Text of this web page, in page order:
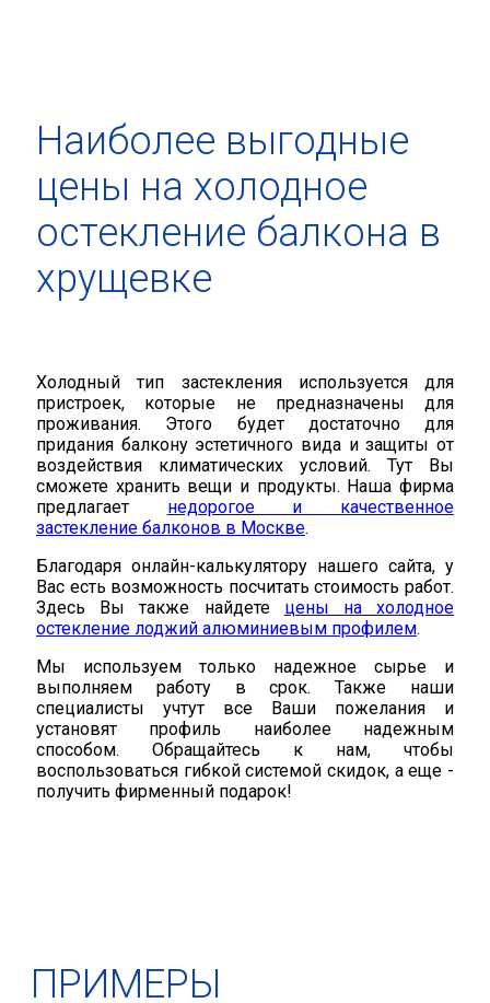
Наиболее выгодные
цены на холодное
остекление балкона в
хрущевке
Холодный тип застекления используется для
пристроек, которые не предназначены для
проживания. Этого будет достаточно для
придания балкону эстетичного вида и защиты от
воздействия климатических условий. Тут Вы
сможете хранить вещи и продукты. Наша фирма
предлагает недорогое и качественное
застекление балконов в Москве.
Благодаря онлайн-калькулятору нашего сайта, у
Вас есть возможность посчитать стоимость работ.
Здесь Вы также найдете цены на холодное
остекление лоджий алюминиевым профилем.
Мы используем только надежное сырье и
выполняем работу в срок. Также наши
специалисты учтут все Ваши пожелания и
установят профиль наиболее надежным
способом. Обращайтесь к нам, чтобы
воспользоваться гибкой системой скидок, а еще -
получить фирменный подарок!
ПРИМЕРЫ